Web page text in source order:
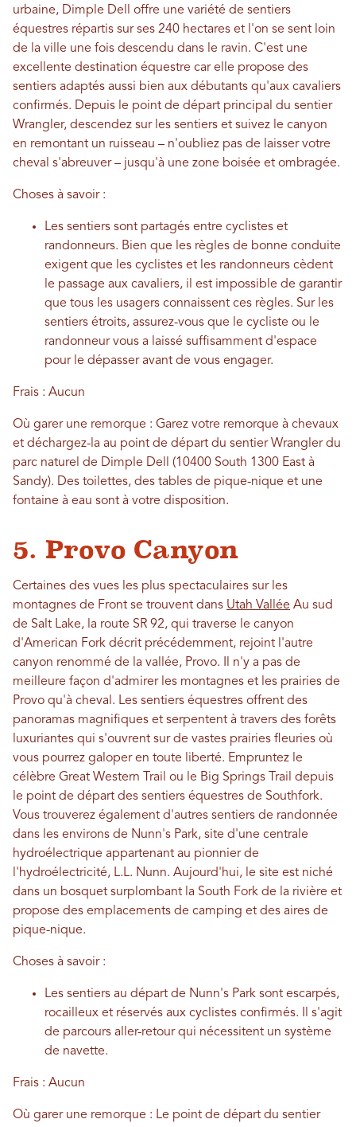
urbaine, Dimple Dell offre une variété de sentiers
équestres répartis sur ses 240 hectares et l'on se sent loin
de la ville une fois descendu dans le ravin. C'est une
excellente destination équestre car elle propose des
sentiers adaptés aussi bien aux débutants qu'aux cavaliers
confirmés. Depuis le point de départ principal du sentier
Wrangler, descendez sur les sentiers et suivez le canyon
en remontant un ruisseau – n'oubliez pas de laisser votre
cheval s'abreuver – jusqu'à une zone boisée et ombragée.
Choses à savoir :
Les sentiers sont partagés entre cyclistes et
randonneurs. Bien que les règles de bonne conduite
exigent que les cyclistes et les randonneurs cèdent
le passage aux cavaliers, il est impossible de garantir
que tous les usagers connaissent ces règles. Sur les
sentiers étroits, assurez-vous que le cycliste ou le
randonneur vous a laissé suffisamment d'espace
pour le dépasser avant de vous engager.
Frais : Aucun
Où garer une remorque : Garez votre remorque à chevaux
et déchargez-la au point de départ du sentier Wrangler du
parc naturel de Dimple Dell (10400 South 1300 East à
Sandy). Des toilettes, des tables de pique-nique et une
fontaine à eau sont à votre disposition.
5. Provo Canyon
Certaines des vues les plus spectaculaires sur les
montagnes de Front se trouvent dans Utah Vallée Au sud
de Salt Lake, la route SR 92, qui traverse le canyon
d'American Fork décrit précédemment, rejoint l'autre
canyon renommé de la vallée, Provo. Il n'y a pas de
meilleure façon d'admirer les montagnes et les prairies de
Provo qu'à cheval. Les sentiers équestres offrent des
panoramas magnifiques et serpentent à travers des forêts
luxuriantes qui s'ouvrent sur de vastes prairies fleuries où
vous pourrez galoper en toute liberté. Empruntez le
célèbre Great Western Trail ou le Big Springs Trail depuis
le point de départ des sentiers équestres de Southfork.
Vous trouverez également d'autres sentiers de randonnée
dans les environs de Nunn's Park, site d'une centrale
hydroélectrique appartenant au pionnier de
l'hydroélectricité, L.L. Nunn. Aujourd'hui, le site est niché
dans un bosquet surplombant la South Fork de la rivière et
propose des emplacements de camping et des aires de
pique-nique.
Choses à savoir :
Les sentiers au départ de Nunn's Park sont escarpés,
rocailleux et réservés aux cyclistes confirmés. Il s'agit
de parcours aller-retour qui nécessitent un système
de navette.
Frais : Aucun
Où garer une remorque : Le point de départ du sentier